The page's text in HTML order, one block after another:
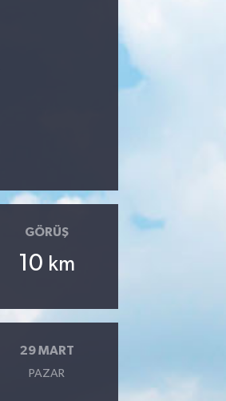
GÖRÜŞ
10 km
29 MART
PAZAR